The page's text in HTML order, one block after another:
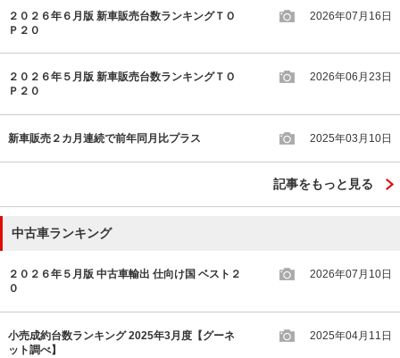
２０２６年６月版 新車販売台数ランキングＴＯ
Ｐ２０
2026年07月16日
２０２６年５月版 新車販売台数ランキングＴＯ
Ｐ２０
2026年06月23日
新車販売２カ月連続で前年同月比プラス 2025年03月10日
記事をもっと見る
中古車ランキング
２０２６年５月版 中古車輸出 仕向け国 ベスト２
０
2026年07月10日
小売成約台数ランキング 2025年3月度【グーネ
ット調べ】
2025年04月11日